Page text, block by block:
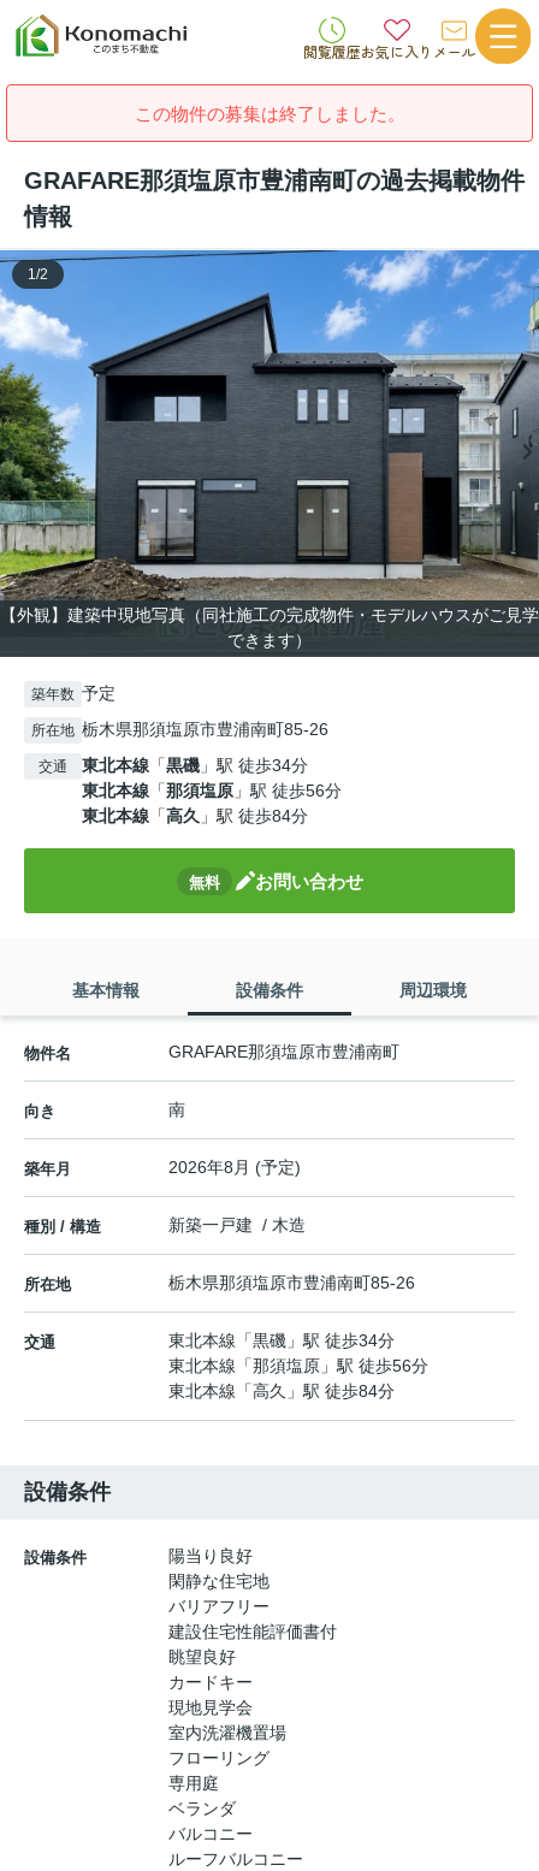
閲覧履歴お気に入り メール
この物件の募集は終了しました。
GRAFARE那須塩原市豊浦南町の過去掲載物件
情報
【外観】建築中現地写真（同社施工の完成物件・モデルハウスがご見学
できます）
1 /2
築年数 予定
所在地 栃木県那須塩原市豊浦南町85-26
交通 東北本線 「黒磯 」駅 徒歩34分
東北本線 「那須塩原 」駅 徒歩56分
東北本線 「高久 」駅 徒歩84分
無料 お問い合わせ
基本情報 設備条件 周辺環境
物件名 GRAFARE那須塩原市豊浦南町
向き 南
築年月 2026年8月 (予定)
種別 / 構造 新築一戸建 / 木造
所在地 栃木県那須塩原市豊浦南町85-26
交通 東北本線 「黒磯 」駅 徒歩34分
東北本線 「那須塩原 」駅 徒歩56分
東北本線 「高久 」駅 徒歩84分
設備条件
設備条件
陽当り良好
閑静な住宅地
バリアフリー
建設住宅性能評価書付
眺望良好
カードキー
現地見学会
室内洗濯機置場
フローリング
専用庭
ベランダ
バルコニー
ルーフバルコニー